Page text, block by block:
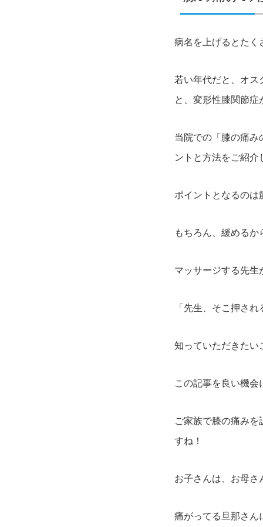
病名を上げるとたく
若い年代だと、オス
と、変形性膝関節症
当院での「膝の痛み
ントと方法をご紹
ポイントとなるのは
もちろん、緩めるか
マッサージする先生
「先生、そこ押さ
知っていただきたい
この記事を良い機
ご家族で膝の痛み
すね！
お子さんは、お母
痛がってる旦那さん